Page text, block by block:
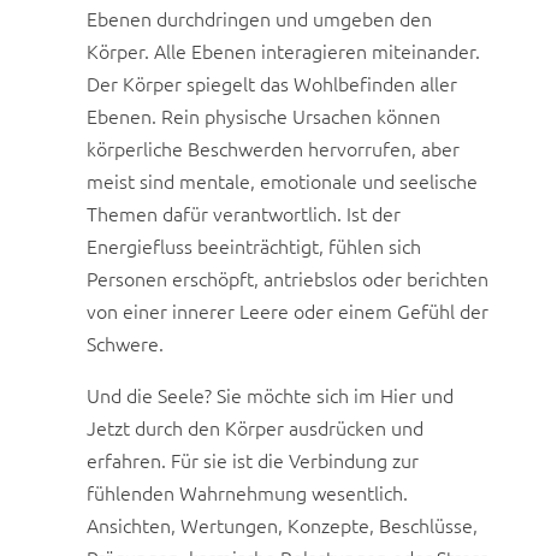
Ebenen durchdringen und umgeben den
Körper. Alle Ebenen interagieren miteinander.
Der Körper spiegelt das Wohlbefinden aller
Ebenen. Rein physische Ursachen können
körperliche Beschwerden hervorrufen, aber
meist sind mentale, emotionale und seelische
Themen dafür verantwortlich. Ist der
Energiefluss beeinträchtigt, fühlen sich
Personen erschöpft, antriebslos oder berichten
von einer innerer Leere oder einem Gefühl der
Schwere.
Und die Seele? Sie möchte sich im Hier und
Jetzt durch den Körper ausdrücken und
erfahren. Für sie ist die Verbindung zur
fühlenden Wahrnehmung wesentlich.
Ansichten, Wertungen, Konzepte, Beschlüsse,